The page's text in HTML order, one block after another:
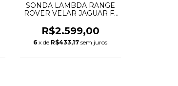
SONDA LAMBDA RANGE
ROVER VELAR JAGUAR F-
LR091884 LR140038
T2H31272 T2H48054
0258030020
R$2.599,00
6 x de R$433,17 sem juros